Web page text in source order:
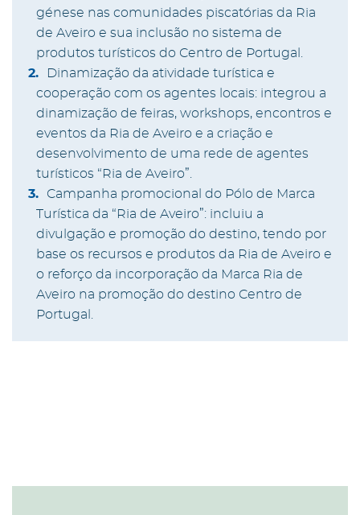
génese nas comunidades piscatórias da Ria
de Aveiro e sua inclusão no sistema de
produtos turísticos do Centro de Portugal.
Dinamização da atividade turística e
cooperação com os agentes locais: integrou a
dinamização de feiras, workshops, encontros e
eventos da Ria de Aveiro e a criação e
desenvolvimento de uma rede de agentes
turísticos “Ria de Aveiro”.
Campanha promocional do Pólo de Marca
Turística da “Ria de Aveiro”: incluiu a
divulgação e promoção do destino, tendo por
base os recursos e produtos da Ria de Aveiro e
o reforço da incorporação da Marca Ria de
Aveiro na promoção do destino Centro de
Portugal.